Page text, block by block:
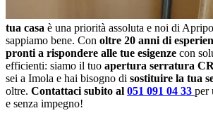
tua casa è una priorità assoluta e noi di
sappiamo bene. Con oltre 20 anni di
pronti a rispondere alle tue esigenze con
efficienti: siamo il tuo apertura serratura
sei a Imola e hai bisogno di sostituire la tua
oltre. Contattaci subito al 051 091 04 33 per
e senza impegno!